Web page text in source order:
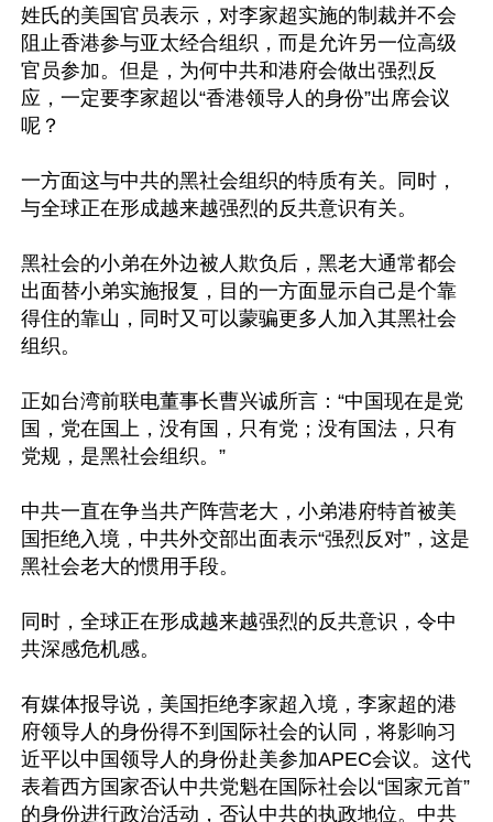
姓氏的美国官员表示，对李家超实施的制裁并不会
阻止香港参与亚太经合组织，而是允许另一位高级
官员参加。但是，为何中共和港府会做出强烈反
应，一定要李家超以“香港领导人的身份”出席会议
呢？
一方面这与中共的黑社会组织的特质有关。同时，
与全球正在形成越来越强烈的反共意识有关。
黑社会的小弟在外边被人欺负后，黑老大通常都会
出面替小弟实施报复，目的一方面显示自己是个靠
得住的靠山，同时又可以蒙骗更多人加入其黑社会
组织。
正如台湾前联电董事长曹兴诚所言：“中国现在是党
国，党在国上，没有国，只有党；没有国法，只有
党规，是黑社会组织。”
中共一直在争当共产阵营老大，小弟港府特首被美
国拒绝入境，中共外交部出面表示“强烈反对”，这是
黑社会老大的惯用手段。
同时，全球正在形成越来越强烈的反共意识，令中
共深感危机感。
有媒体报导说，美国拒绝李家超入境，李家超的港
府领导人的身份得不到国际社会的认同，将影响习
近平以中国领导人的身份赴美参加APEC会议。这代
表着西方国家否认中共党魁在国际社会以“国家元首”
的身份进行政治活动，否认中共的执政地位。中共